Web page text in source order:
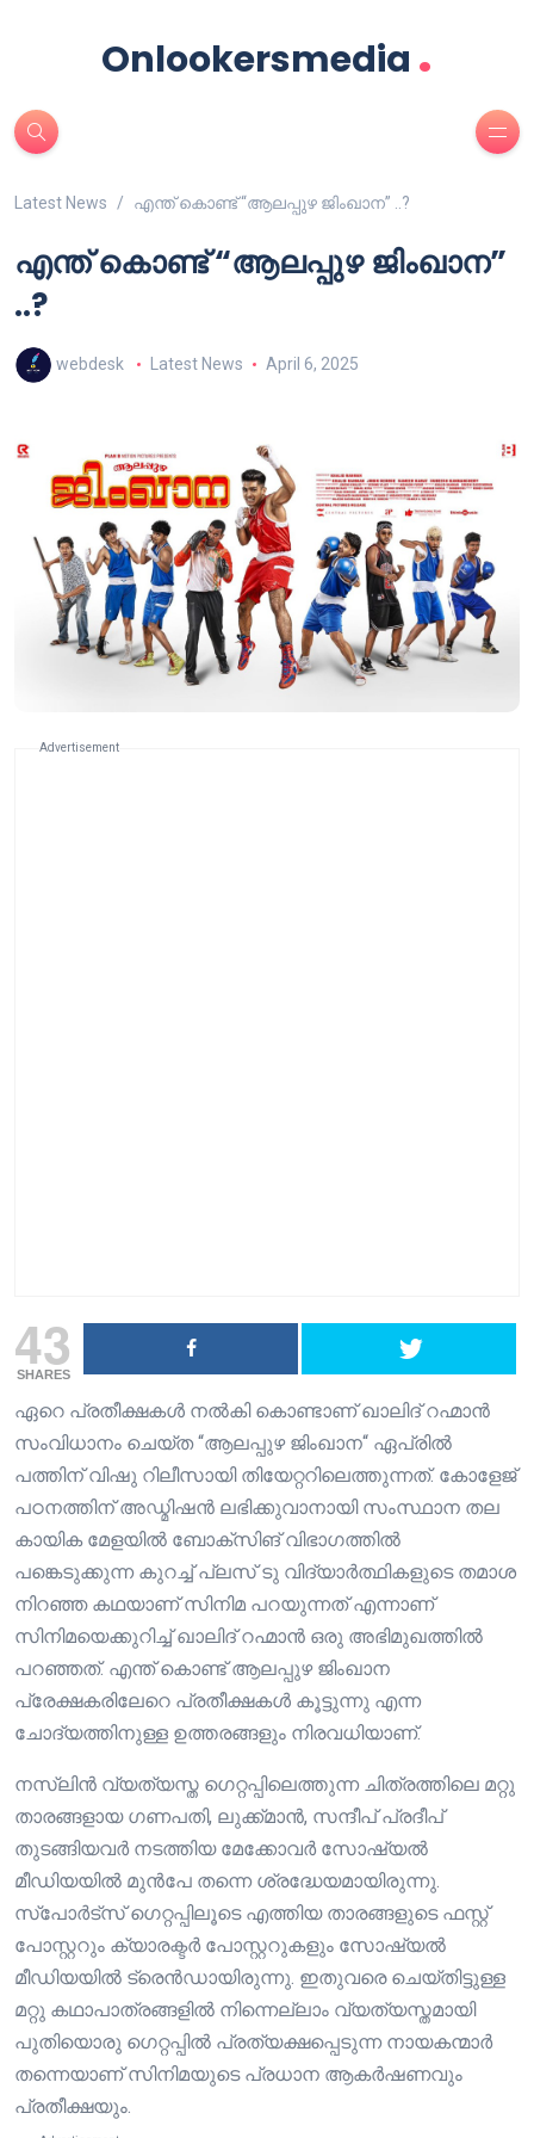
Onlookersmedia .
Latest News എന്ത് കൊണ്ട് “ആലപ്പുഴ ജിംഖാന” ..?
എന്ത് കൊണ്ട് “ആലപ്പുഴ ജിംഖാന”
..?
webdesk Latest News April 6, 2025
Advertisement
43
SHARES
ഏറെ പ്രതീക്ഷകൾ നൽകി കൊണ്ടാണ് ഖാലിദ് റഹ്മാൻ
സംവിധാനം ചെയ്ത “ആലപ്പുഴ ജിംഖാന“ ഏപ്രിൽ
പത്തിന് വിഷു റിലീസായി തിയേറ്ററിലെത്തുന്നത്. കോളേജ്
പഠനത്തിന് അഡ്മിഷൻ ലഭിക്കുവാനായി സംസ്ഥാന തല
കായിക മേളയിൽ ബോക്സിങ് വിഭാഗത്തിൽ
പങ്കെടുക്കുന്ന കുറച്ച് പ്ലസ് ടു വിദ്യാർത്ഥികളുടെ തമാശ
നിറഞ്ഞ കഥയാണ് സിനിമ പറയുന്നത് എന്നാണ്
സിനിമയെക്കുറിച്ച് ഖാലിദ് റഹ്മാൻ ഒരു അഭിമുഖത്തിൽ
പറഞ്ഞത്. എന്ത് കൊണ്ട് ആലപ്പുഴ ജിംഖാന
പ്രേക്ഷകരിലേറെ പ്രതീക്ഷകൾ കൂട്ടുന്നു എന്ന
ചോദ്യത്തിനുള്ള ഉത്തരങ്ങളും നിരവധിയാണ്.
നസ്ലിൻ വ്യത്യസ്ത ഗെറ്റപ്പിലെത്തുന്ന ചിത്രത്തിലെ മറ്റു
താരങ്ങളായ ഗണപതി, ലുക്ക്മാൻ, സന്ദീപ് പ്രദീപ്
തുടങ്ങിയവർ നടത്തിയ മേക്കോവർ സോഷ്യൽ
മീഡിയയിൽ മുൻപേ തന്നെ ശ്രദ്ധേയമായിരുന്നു.
സ്പോർട്സ് ഗെറ്റപ്പിലൂടെ എത്തിയ താരങ്ങളുടെ ഫസ്റ്റ്
പോസ്റ്ററും ക്യാരക്ടർ പോസ്റ്ററുകളും സോഷ്യൽ
മീഡിയയിൽ ട്രെൻഡായിരുന്നു. ഇതുവരെ ചെയ്തിട്ടുള്ള
മറ്റു കഥാപാത്രങ്ങളിൽ നിന്നെല്ലാം വ്യത്യസ്തമായി
പുതിയൊരു ഗെറ്റപ്പിൽ പ്രത്യക്ഷപ്പെടുന്ന നായകന്മാർ
തന്നെയാണ് സിനിമയുടെ പ്രധാന ആകർഷണവും
പ്രതീക്ഷയും.